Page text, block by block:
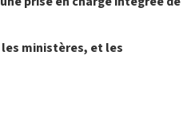
ministères, et les